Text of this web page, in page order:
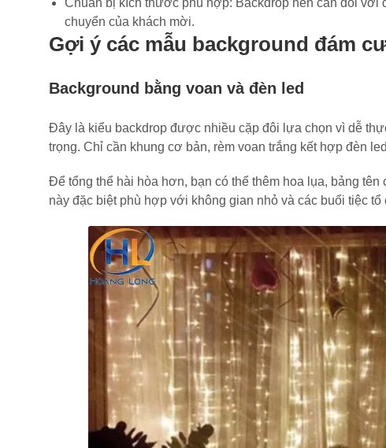
chuyển của khách mời.
Gợi ý các mẫu background đám
Background bằng voan và đèn led
Đây là kiểu backdrop được nhiều cặp đôi lựa chọn vì dễ
trọng. Chỉ cần khung cơ bản, rèm voan trắng kết hợp đèn
Để tổng thể hài hòa hơn, bạn có thể thêm hoa lụa, bảng
này đặc biệt phù hợp với không gian nhỏ và các buổi tiệc tổ